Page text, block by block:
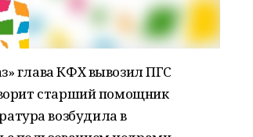
глава КФХ вывозил ПГС
старший помощник
возбудила в